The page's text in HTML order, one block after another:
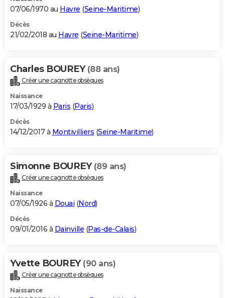
07/06/1970 au Havre (Seine-Maritime)
Décès
21/02/2018 au Havre (Seine-Maritime)
Charles BOUREY (88 ans)
Créer une cagnotte obsèques
Naissance
17/03/1929 à Paris (Paris)
Décès
14/12/2017 à Montivilliers (Seine-Maritime)
Simonne BOUREY (89 ans)
Créer une cagnotte obsèques
Naissance
07/05/1926 à Douai (Nord)
Décès
09/01/2016 à Dainville (Pas-de-Calais)
Yvette BOUREY (90 ans)
Créer une cagnotte obsèques
Naissance